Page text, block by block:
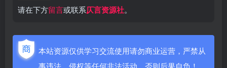
请在下方留言或联系仄言资源社。
本站资源仅供学习交流使用请勿商业运营，严禁从
事违法，侵权等任何非法活动，否则后果自负！